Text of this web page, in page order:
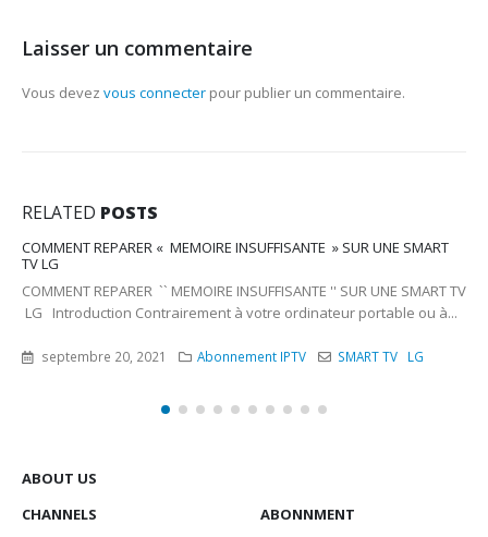
Laisser un commentaire
Vous devez vous connecter pour publier un commentaire.
RELATED POSTS
Comment configurer l’application FLIX IPTV sur les SMART TV
FLIX IPTV Comment configurer l’application sur les SMART TV FLIX
IPTV Comment configurer l’application sur les SMART TV Flix IPTV...
Abonnement IPTV,Application IPTV,Application IPTV Smart TV,
ABOUT US